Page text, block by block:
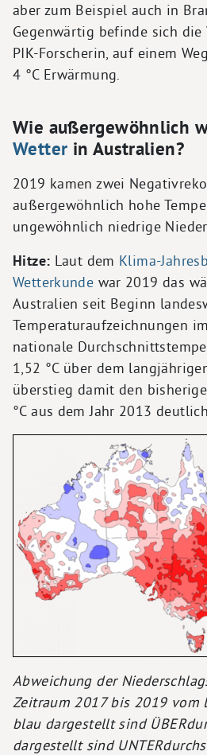
aber zum Beispiel auch in
Gegenwärtig befinde sich die
PIK-Forscherin, auf einem
4 °C Erwärmung.
Wie außergewöhnlich
Wetter in Australien?
2019 kamen zwei
außergewöhnlich hohe
ungewöhnlich niedrige
Hitze: Laut dem Klima-
Wetterkunde war 2019 das
Australien seit Beginn
Temperaturaufzeichnungen
nationale
1,52 °C über dem
überstieg damit den
°C aus dem Jahr 2013
Abweichung der
Zeitraum 2017 bis 2019 vom
blau dargestellt sind
dargestellt sind